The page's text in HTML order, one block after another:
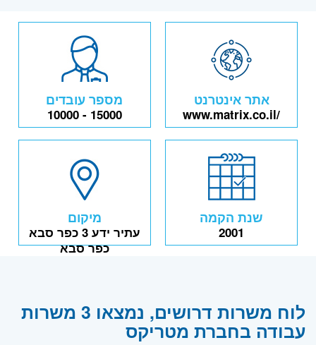
אתר אינטרנט
www.matrix.co.il/
מספר עובדים
10000 - 15000
שנת הקמה
2001
מיקום
עתיר ידע 3 כפר סבא
כפר סבא
לוח משרות דרושים, נמצאו 3 משרות
עבודה בחברת מטריקס